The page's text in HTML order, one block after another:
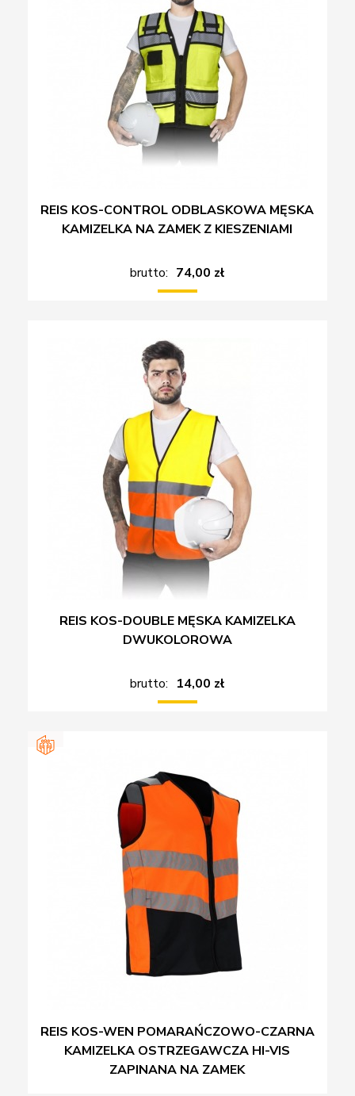
REIS KOS-CONTROL ODBLASKOWA MĘSKA
KAMIZELKA NA ZAMEK Z KIESZENIAMI
brutto: 74,00 zł
REIS KOS-DOUBLE MĘSKA KAMIZELKA
DWUKOLOROWA
brutto: 14,00 zł
REIS KOS-WEN POMARAŃCZOWO-CZARNA
KAMIZELKA OSTRZEGAWCZA HI-VIS
ZAPINANA NA ZAMEK